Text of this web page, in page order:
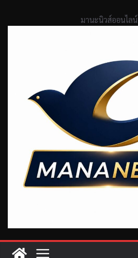
มานะนิวส์ออนไลน์